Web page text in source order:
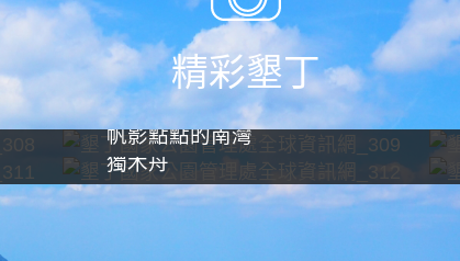
精彩墾丁
帆影點點的南灣
獨木舟